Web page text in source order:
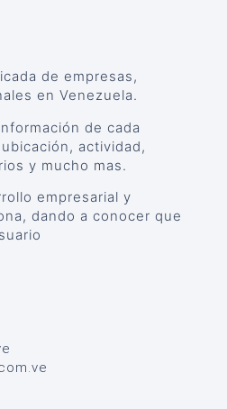
de empresas,
en Venezuela.
de cada
actividad,
y mucho mas.
empresarial y
dando a conocer que